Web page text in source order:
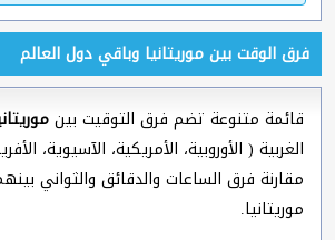
فرق الوقت بين موريتانيا وباقي دول العالم
قائمة متنوعة تضم فرق التوقيت بين
الغربية ( الأوروبية، الأمريكية، الآسيوية،
مقارنة فرق الساعات والدقائق والثواني
موريتانيا.